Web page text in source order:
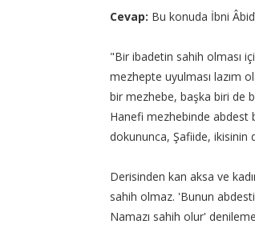
Cevap: Bu konuda İbni
"Bir ibadetin sahih olması
mezhepte uyulması lazım
bir mezhebe, başka biri de
Hanefi mezhebinde abdest
dokununca, Şafiide, ikisinin
Derisinden kan aksa ve
sahih olmaz. 'Bunun
Namazı sahih olur'